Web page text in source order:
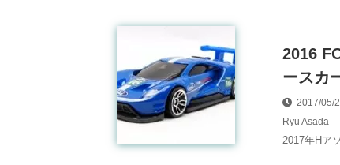
2016
ースカ
2017/05/
Ryu Asada
2017年Hア